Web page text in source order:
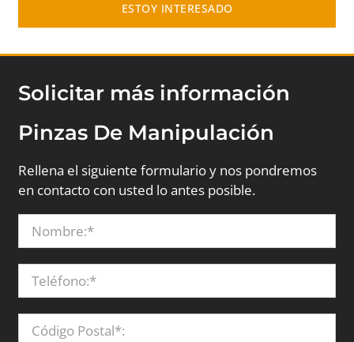
ESTOY INTERESADO
Solicitar más información
Pinzas De Manipulación
Rellena el siguiente formulario y nos pondremos
en contacto con usted lo antes posible.